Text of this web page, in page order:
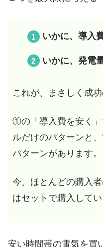
いかに、導入
いかに、発電
これが、まさしく成
①の「導入費を安く
ルだけのパターンと
パターンがあります。
今、ほとんどの購入
はセットで購入してい
安い時間帯の電気を買